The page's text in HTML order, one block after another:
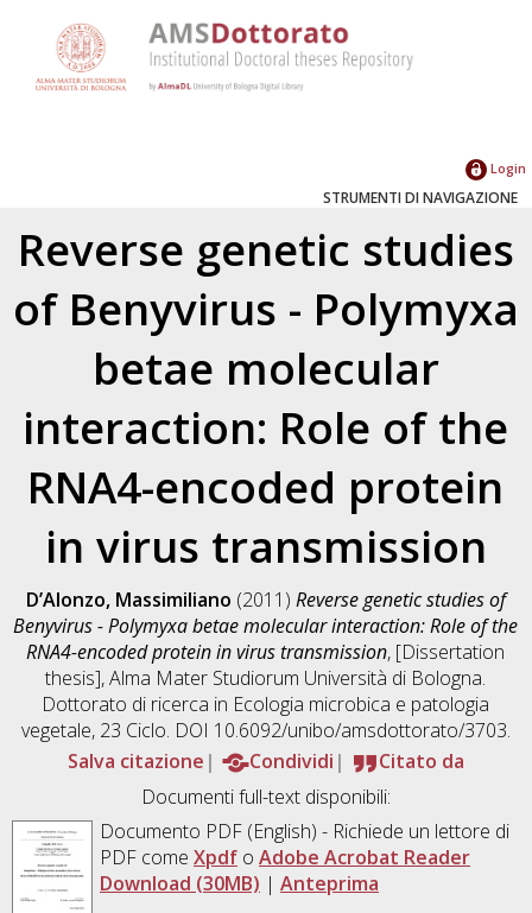
Login
STRUMENTI DI NAVIGAZIONE
Reverse genetic studies
of Benyvirus - Polymyxa
betae molecular
interaction: Role of the
RNA4-encoded protein
in virus transmission
D’Alonzo, Massimiliano (2011) Reverse genetic studies of
Benyvirus - Polymyxa betae molecular interaction: Role of the
RNA4-encoded protein in virus transmission, [Dissertation
thesis], Alma Mater Studiorum Università di Bologna.
Dottorato di ricerca in Ecologia microbica e patologia
vegetale, 23 Ciclo. DOI 10.6092/unibo/amsdottorato/3703.
Salva citazione
Condividi
Citato da
Documenti full-text disponibili:
Documento PDF(English) - Richiede un lettore di
PDF come Xpdfo Adobe Acrobat Reader
Download (30MB) | Anteprima